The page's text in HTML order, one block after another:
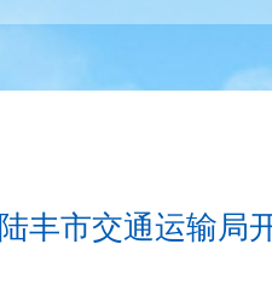
陆丰市交通运输局